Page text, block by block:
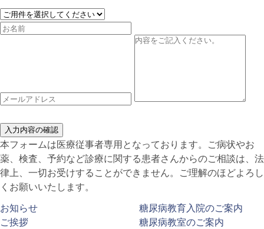
入力内容の確認
本フォームは医療従事者専用となっております。ご病状やお
薬、検査、予約など診療に関する患者さんからのご相談は、法
律上、一切お受けすることができません。ご理解のほどよろし
くお願いいたします。
お知らせ
ご挨拶
糖尿病教育入院のご案内
糖尿病教室のご案内